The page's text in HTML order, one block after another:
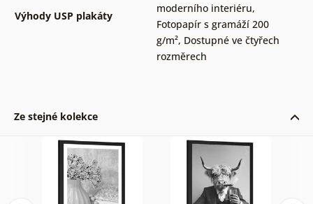
Výhody USP plakáty
moderního interiéru,
Fotopapír s gramáží 200
g/m², Dostupné ve čtyřech
rozměrech
Ze stejné kolekce